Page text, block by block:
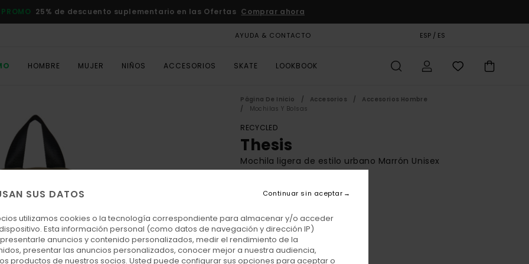
PROMO 25% de descuento suplementario en las Ofertas Comprar ahora
AYUDA & CONTACTO ESP / ES
HOMBRE MUJER NIÑOS ACCESORIOS SKATE LOOKBOOK
Página De Inicio Accesorios
Accesorios Hombre
Mochilas Y Bolsas
RECYCLED
Thesis
Mochila ligera de estilo urbano Marrón Unisex
29,25 €
OFERTAS
DOBLE PROMO -25% EXTRA
SUS DATOS
utilizamos cookies o la tecnología correspondiente para almacenar y/o acceder
Esta información personal (como datos de navegación y dirección IP)
anuncios y contenido personalizados, medir el rendimiento de la
presentar las anuncios personalizados, conocer mejor a nuestra audiencia,
productos de nuestros socios. Usted puede configurar sus opciones para aceptar o
Continuar sin aceptar